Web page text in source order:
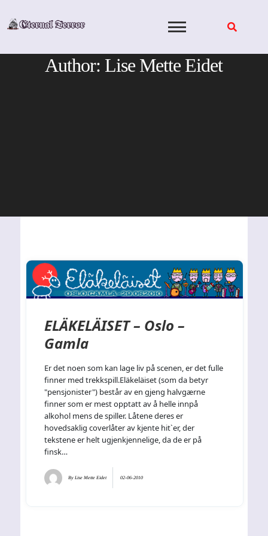
Author: Lise Mette Eidet
ELÄKELÄISET – Oslo –
Gamla
Er det noen som kan lage liv på scenen, er det fulle
finner med trekkspill.Eläkeläiset (som da betyr
"pensjonister") består av en gjeng halvgærne
finner som er mest opptatt av å helle innpå
alkohol mens de spiller. Låtene deres er
hovedsaklig coverlåter av kjente hit`er, der
tekstene er helt ugjenkjennelige, da de er på
finsk…
ByLise Mette Eidet 02-06-2010